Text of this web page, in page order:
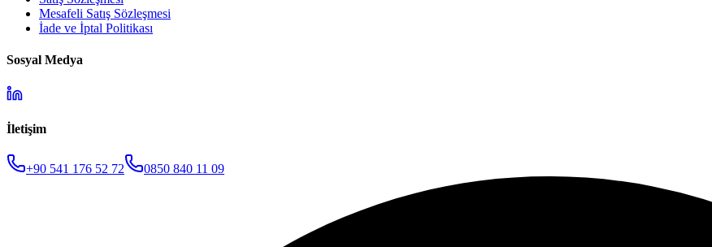
Mesafeli Satış Sözleşmesi
İade ve İptal Politikası
Sosyal Medya
İletişim
+90 541 176 52 72 0850 840 11 09